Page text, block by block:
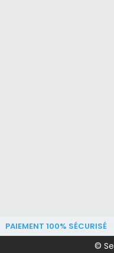
PAIEMENT 100% SÉCURISÉ
©